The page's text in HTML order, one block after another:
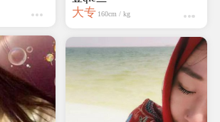
大专 160cm / kg